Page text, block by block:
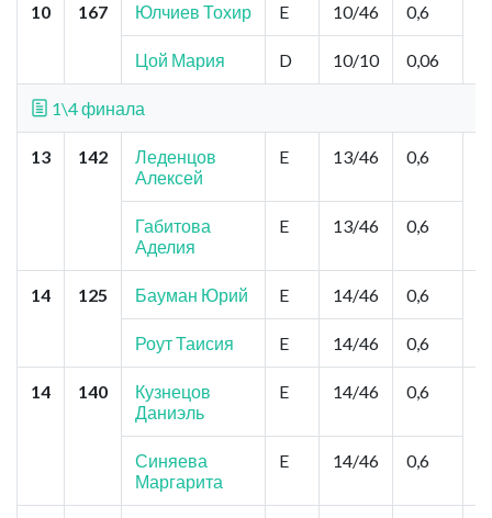
10 167 Юлчиев Тохир E 10/46 0,6
Цой Мария
D 10/10 0,06
1\4 финала
13 142
Леденцов
Алексей
E 13/46 0,6
Габитова
Аделия
E 13/46 0,6
14 125 Бауман Юрий E 14/46 0,6
Роут Таисия E 14/46 0,6
14 140
Кузнецов
Даниэль
E 14/46 0,6
Синяева
Маргарита
E 14/46 0,6